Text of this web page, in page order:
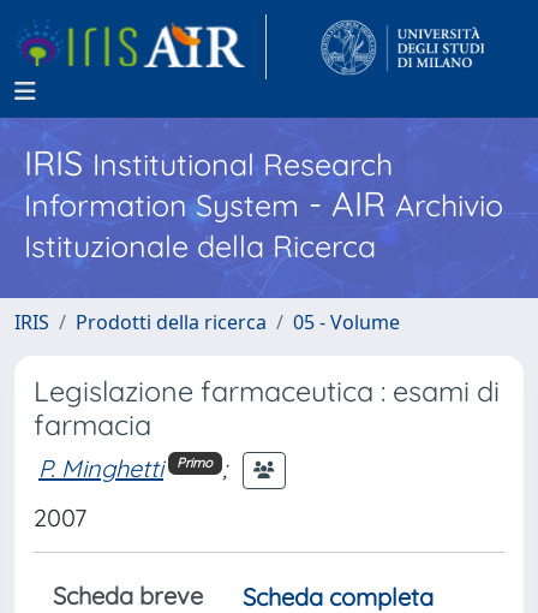
IRISInstitutional Research
Information System - AIR Archivio
Istituzionale della Ricerca
IRIS Prodotti della ricerca 05 - Volume
Legislazione farmaceutica : esami di
farmacia
P. Minghetti Primo ;
2007
Scheda breve
Scheda completa